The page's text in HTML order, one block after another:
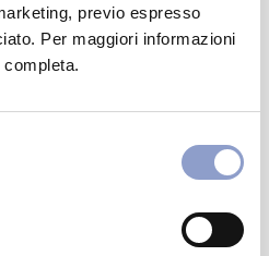
previo espresso
Per maggiori informazioni
completa.
MORE?
interessarti